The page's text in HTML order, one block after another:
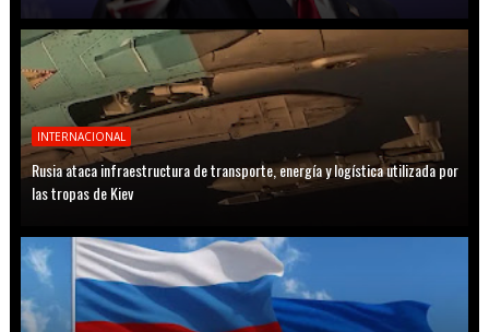
INTERNACIONAL
Rusia ataca infraestructura de transporte, energía y logística utilizada por
las tropas de Kiev